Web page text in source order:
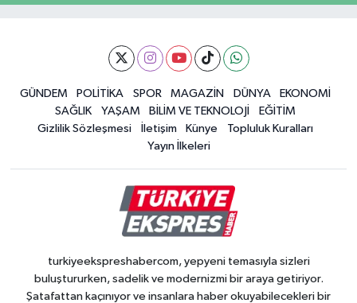
GÜNDEM POLİTİKA SPOR MAGAZİN DÜNYA
EKONOMİ
SAĞLIK
YAŞAM BİLİM VE TEKNOLOJİ
EĞİTİM
Gizlilik Sözleşmesi
İletişim Künye
Topluluk Kuralları
Yayın İlkeleri
turkiyeekspreshabercom, yepyeni temasıyla sizleri
buluştururken, sadelik ve modernizmi bir araya getiriyor.
Şatafattan kaçınıyor ve insanlara haber okuyabilecekleri bir